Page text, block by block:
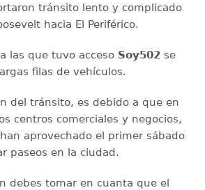
tránsito lento y complicado
hacia El Periférico.
las que tuvo accesoSoy502se
filas de vehículos.
del tránsito, es debido a que en
centros comerciales y negocios,
aprovechado el primer sábado
paseos en la ciudad.
debes tomar en cuanta que el